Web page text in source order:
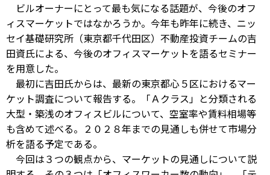
ビルオーナーにとって最も気になる話題が、今後のオフ
ィスマーケットではなかろうか。今年も昨年に続き、ニッ
セイ基礎研究所（東京都千代田区）不動産投資チームの吉
田資氏による、今後のオフィスマーケットを語るセミナー
を用意した。
最初に吉田氏からは、最新の東京都心５区におけるマー
ケット調査について報告する。「Ａクラス」と分類される
大型・築浅のオフィスビルについて、空室率や賃料相場等
も含めて述べる。２０２８年までの見通しも併せて市場分
析を語る予定である。
今回は３つの観点から、マーケットの見通しについて説